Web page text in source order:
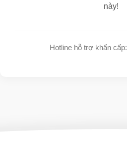
này!
Hotline hỗ trợ khẩn cấp: